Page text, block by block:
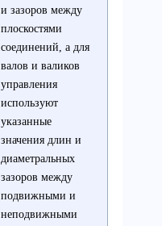
и зазоров между
плоскостями
соединений, а для
валов и валиков
управления
используют
указанные
значения длин и
диаметральных
зазоров между
подвижными и
неподвижными